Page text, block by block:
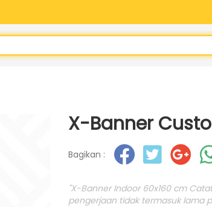
X-Banner
Bagikan :
"X-Banner Indoor 60x160 cm
pengerjaan tidak termasuk lama